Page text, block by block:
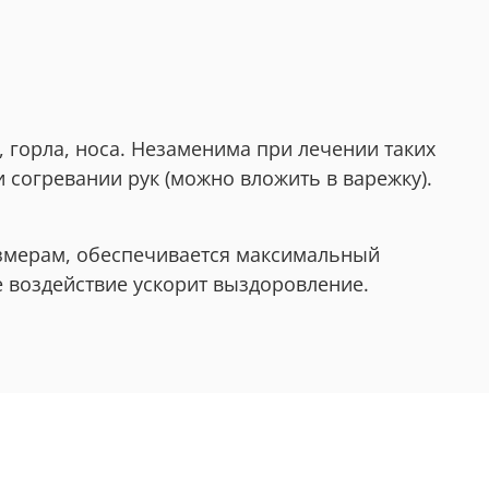
носа. Незаменима при лечении таких
рук (можно вложить в варежку).
обеспечивается максимальный
ускорит выздоровление.